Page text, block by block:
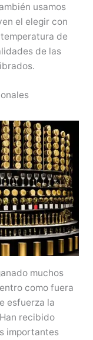
usamos
el elegir con
de
de las
muchos
como fuera
esfuerza la
recibido
importantes